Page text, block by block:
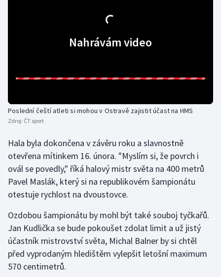
Jezdectví
Judo
Lezení
Lyže a snowboard
Moderní pětiboj
Motorsport
Olympijské hry
Parasport
Nahrávám video
Poslední čeští atleti si mohou v Ostravě zajistit účast na HMS
Zdroj: ČT sport
Hala byla dokončena v závěru roku a slavnostně
otevřena mítinkem 16. února. "Myslím si, že povrch i
ovál se povedly," říká halový mistr světa na 400 metrů
Pavel Maslák, který si na republikovém šampionátu
otestuje rychlost na dvoustovce.
Ozdobou šampionátu by mohl být také souboj tyčkařů.
Jan Kudlička se bude pokoušet zdolat limit a už jistý
účastník mistrovství světa, Michal Balner by si chtěl
před vyprodaným hledištěm vylepšit letošní maximum
570 centimetrů.